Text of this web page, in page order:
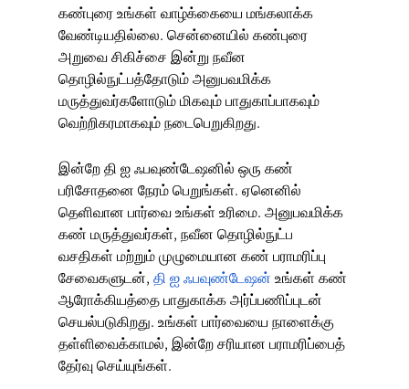
கண்புரை உங்கள் வாழ்க்கையை மங்கலாக்க
வேண்டியதில்லை. சென்னையில் கண்புரை
அறுவை சிகிச்சை இன்று நவீன
தொழில்நுட்பத்தோடும் அனுபவமிக்க
மருத்துவர்களோடும் மிகவும் பாதுகாப்பாகவும்
வெற்றிகரமாகவும் நடைபெறுகிறது.
இன்றே தி ஐ ஃபவுண்டேஷனில் ஒரு கண்
பரிசோதனை நேரம் பெறுங்கள். ஏனெனில்
தெளிவான பார்வை உங்கள் உரிமை. அனுபவமிக்க
கண் மருத்துவர்கள், நவீன தொழில்நுட்ப
வசதிகள் மற்றும் முழுமையான கண் பராமரிப்பு
சேவைகளுடன், தி ஐ ஃபவுண்டேஷன் உங்கள் கண்
ஆரோக்கியத்தை பாதுகாக்க அர்ப்பணிப்புடன்
செயல்படுகிறது. உங்கள் பார்வையை நாளைக்கு
தள்ளிவைக்காமல், இன்றே சரியான பராமரிப்பைத்
தேர்வு செய்யுங்கள்.